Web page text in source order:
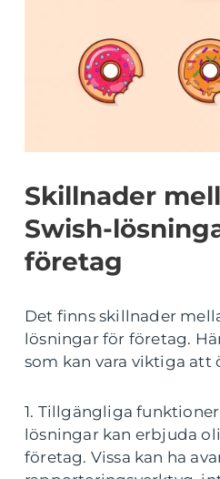
Skillnader
Swish-
företag
Det finns skillnader
lösningar för företag.
som kan vara viktiga att
1. Tillgängliga
lösningar kan erbjuda
företag. Vissa kan ha